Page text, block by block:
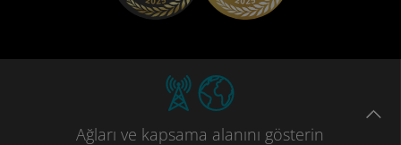
Ağları ve kapsama alanını gösterin